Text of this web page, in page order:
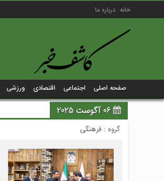
خانه درباره ما
صفحه اصلی اجتماعی اقتصادی ورزشی
06 آگوست 2025
گروه : فرهنگی